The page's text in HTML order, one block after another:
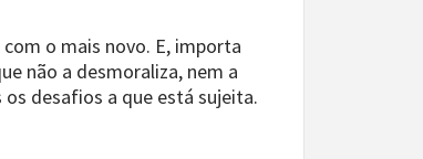
o mais novo. E, importa
não a desmoraliza, nem a
desafios a que está sujeita.